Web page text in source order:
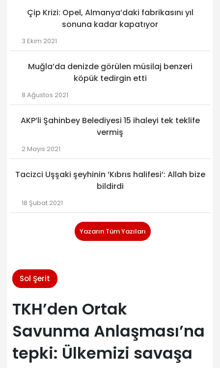
Çip Krizi: Opel, Almanya’daki fabrikasını yıl
sonuna kadar kapatıyor
3 Ekim 2021
Muğla’da denizde görülen müsilaj benzeri
köpük tedirgin etti
8 Ağustos 2021
AKP’li Şahinbey Belediyesi 15 ihaleyi tek teklife
vermiş
2 Mayıs 2021
Tacizci Uşşaki şeyhinin ‘Kıbrıs halifesi’: Allah bize
bildirdi
18 Şubat 2021
Yazarın Tüm Yazıları
Sol Şerit
TKH’den Ortak
Savunma Anlaşması’na
tepki: Ülkemizi savaşa